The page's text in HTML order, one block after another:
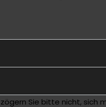
Sie bitte nicht, sich